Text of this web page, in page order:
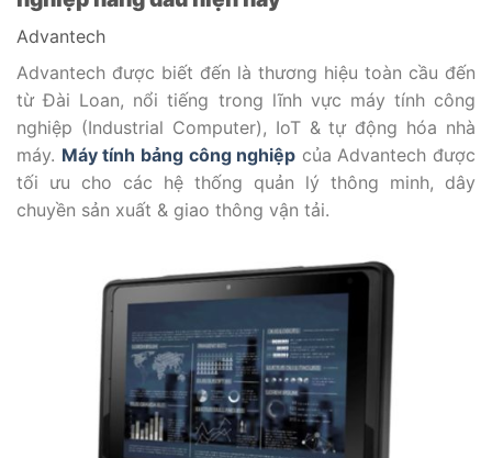
Advantech
Advantech được biết đến là thương hiệu toàn cầu đến
từ Đài Loan, nổi tiếng trong lĩnh vực máy tính công
nghiệp (Industrial Computer), IoT & tự động hóa nhà
máy. Máy tính bảng công nghiệp của Advantech được
tối ưu cho các hệ thống quản lý thông minh, dây
chuyền sản xuất & giao thông vận tải.